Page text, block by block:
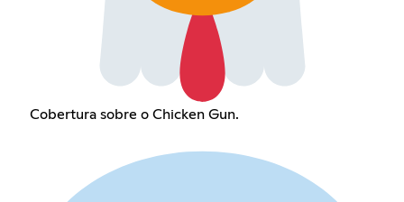
Cobertura sobre o Chicken Gun.